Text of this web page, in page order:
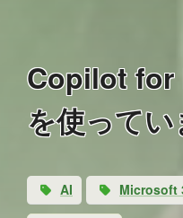
Copilot for
を使って
AI Microsoft